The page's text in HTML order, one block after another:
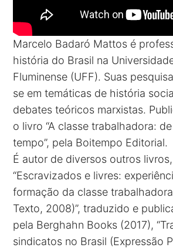
Marcelo Badaró Mattos é
história do Brasil na
Fluminense (UFF). Suas
se em temáticas de história
debates teóricos marxistas.
o livro “A classe trabalhadora:
tempo”, pela Boitempo Editorial.
É autor de diversos outros
“Escravizados e livres:
formação da classe
Texto, 2008)”, traduzido e
pela Berghahn Books (2017),
sindicatos no Brasil (Expressão